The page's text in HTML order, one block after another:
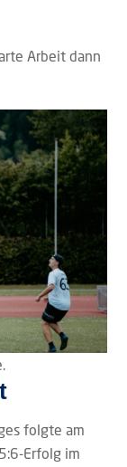
Arbeit dann
folgte am
Erfolg im